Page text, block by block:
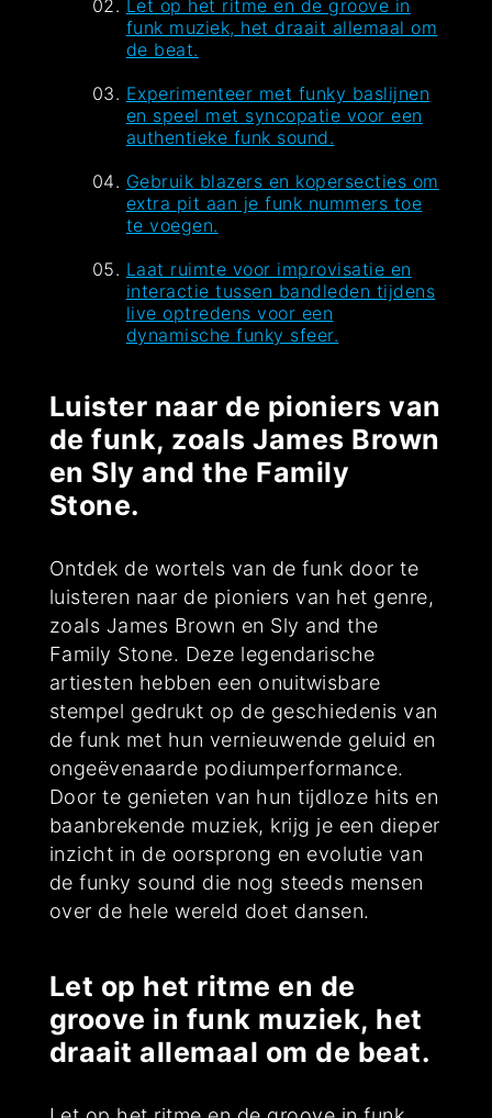
Let op het ritme en de groove in
funk muziek, het draait allemaal om
de beat.
Experimenteer met funky baslijnen
en speel met syncopatie voor een
authentieke funk sound.
Gebruik blazers en kopersecties om
extra pit aan je funk nummers toe
te voegen.
Laat ruimte voor improvisatie en
interactie tussen bandleden tijdens
live optredens voor een
dynamische funky sfeer.
Luister naar de pioniers van
de funk, zoals James Brown
en Sly and the Family
Stone.
Ontdek de wortels van de funk door te
luisteren naar de pioniers van het genre,
zoals James Brown en Sly and the
Family Stone. Deze legendarische
artiesten hebben een onuitwisbare
stempel gedrukt op de geschiedenis van
de funk met hun vernieuwende geluid en
ongeëvenaarde podiumperformance.
Door te genieten van hun tijdloze hits en
baanbrekende muziek, krijg je een dieper
inzicht in de oorsprong en evolutie van
de funky sound die nog steeds mensen
over de hele wereld doet dansen.
Let op het ritme en de
groove in funk muziek, het
draait allemaal om de beat.